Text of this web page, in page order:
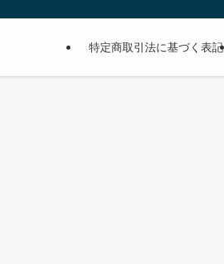
特定商取引法に基づく表記